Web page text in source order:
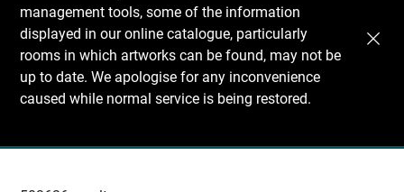
management tools, some of the information
displayed in our online catalogue, particularly
rooms in which artworks can be found, may not be
up to date. We apologise for any inconvenience
caused while normal service is being restored.
Recherche